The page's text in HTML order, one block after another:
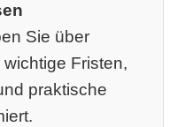
Sie über
Fristen,
praktische